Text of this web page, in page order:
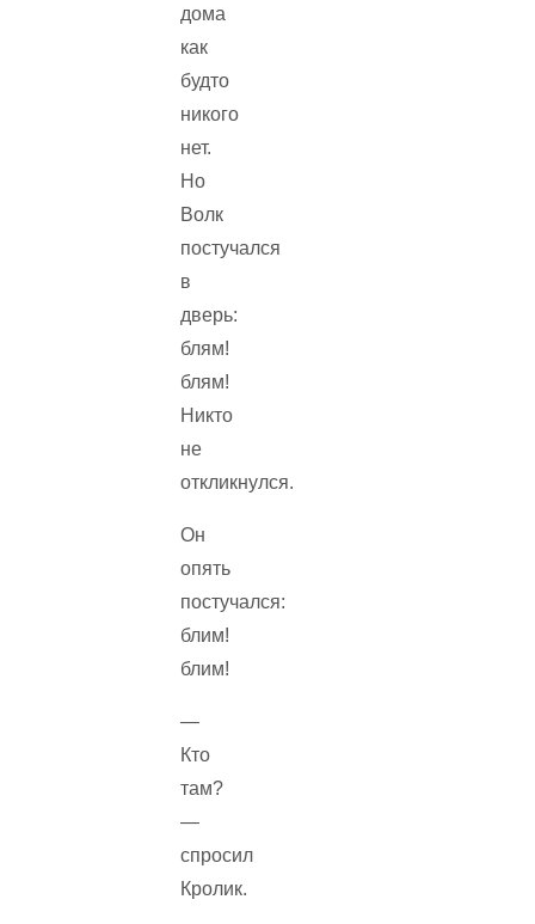
дома
как
будто
никого
нет.
Но
Волк
постучался
в
дверь:
блям!
блям!
Никто
не
откликнулся.
Он
опять
постучался:
блим!
блим!
—
Кто
там?
—
спросил
Кролик.